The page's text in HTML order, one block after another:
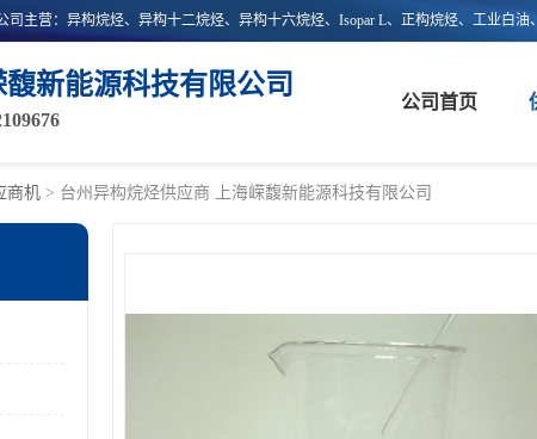
新能源科技有限公司
公司首页
商机 > 台州异构烷烃供应商 上海嵘馥新能源科技有限公司